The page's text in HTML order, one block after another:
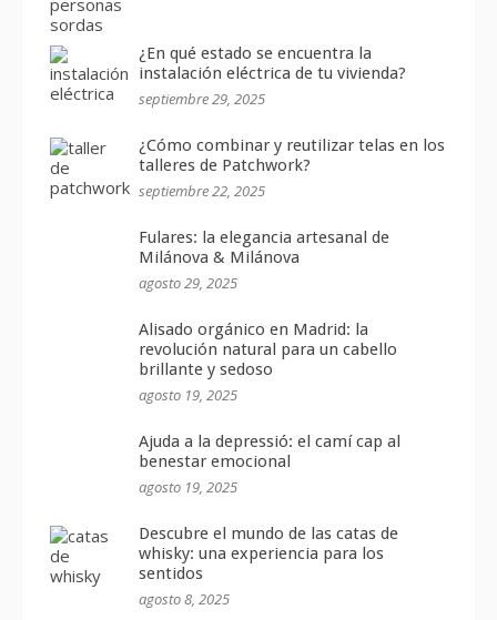
¿En qué estado se encuentra la
instalación eléctrica de tu vivienda?
septiembre 29, 2025
¿Cómo combinar y reutilizar telas en los
talleres de Patchwork?
septiembre 22, 2025
Fulares: la elegancia artesanal de
Milánova & Milánova
agosto 29, 2025
Alisado orgánico en Madrid: la
revolución natural para un cabello
brillante y sedoso
agosto 19, 2025
Ajuda a la depressió: el camí cap al
benestar emocional
agosto 19, 2025
Descubre el mundo de las catas de
whisky: una experiencia para los
sentidos
agosto 8, 2025